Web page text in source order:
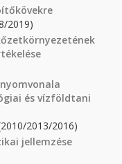
2019)
és vízföldtani
2013/2016)
jellemzése